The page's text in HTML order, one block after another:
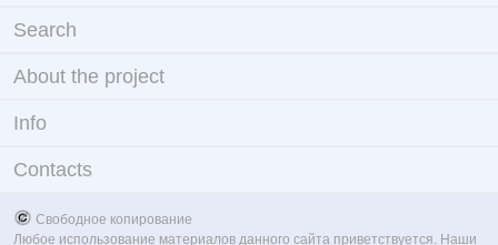
Search
About the project
Info
Contacts
Свободное копирование
Любое использование материалов данного сайта приветствуется. Наши